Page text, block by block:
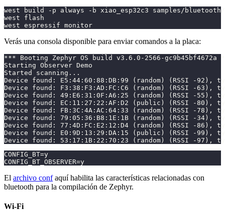
west build -p always -b xiao_esp32c3 samples/
west flash
west espressif monitor
Verás una consola disponible para enviar comandos a la placa:
*** Booting Zephyr OS build v3.6.0-2566-gc9b45bf4672a
Starting Observer Demo
Started scanning...
Device found: E5:44:60:88:DB:99 (random) (RSSI -92),
Device found: F3:38:F3:AD:FC:C6 (random) (RSSI -63),
Device found: 49:E6:31:0F:A6:25 (random) (RSSI -55),
Device found: EC:11:27:22:AF:D2 (public) (RSSI -80),
Device found: FB:3C:4A:AC:64:33 (random) (RSSI -78),
Device found: 79:05:36:B8:1E:1B (random) (RSSI -34),
Device found: 77:4D:FC:E2:12:D4 (random) (RSSI -86),
Device found: E0:9D:13:29:DA:15 (public) (RSSI -99),
Device found: 53:17:1B:22:70:23 (random) (RSSI -97),
CONFIG_BT=y
CONFIG_BT_OBSERVER=y
El archivo confaquí habilita las características relacionadas con
bluetooth para la compilación de Zephyr.
Wi-Fi